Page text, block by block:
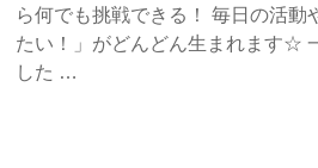
ら何でも挑戦できる！ 毎日の活動
たい！」がどんどん生まれます☆
した …